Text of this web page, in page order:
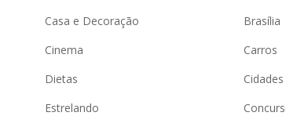
Casa e Decoração
Cinema
Dietas
Estrelando
Brasília
Carros
Cidades